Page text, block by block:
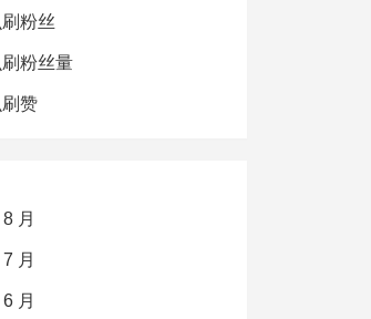
粉丝
粉丝量
赞
月
月
月